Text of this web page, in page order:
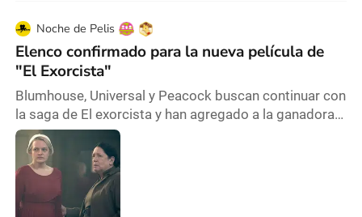
Noche de Pelis
Elenco confirmado para la nueva película de
"El Exorcista"
Blumhouse, Universal y Peacock buscan continuar con
la saga de El exorcista y han agregado a la ganadora
del Emmy Ann Dowd al elenco. Protagonizará la
película junto a los ya anunciados Leslie Odom Jr. y
Ellen Burstyn, quien repite su papel como Chris
MacNeil de la película original de 1973. Hace un año
se anunció que Universal y Peacock cerraron un